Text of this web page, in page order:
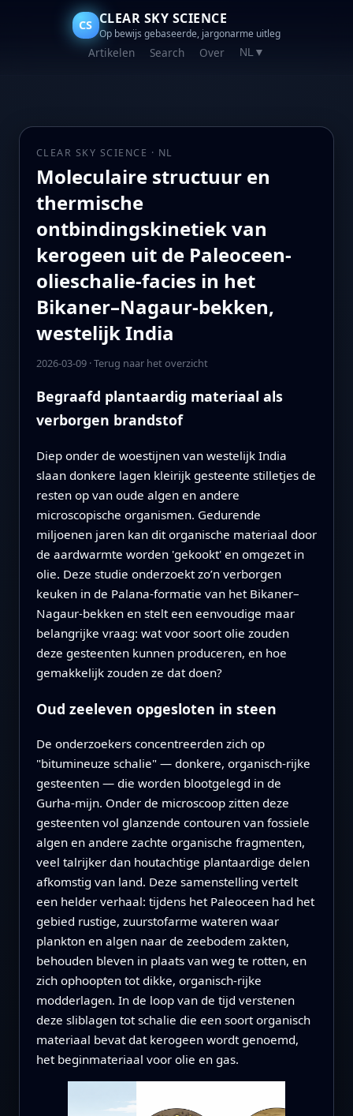
CS CLEAR SKY SCIENCE
Op bewijs gebaseerde, jargonarme uitleg
Artikelen Search Over NL ▼
CLEAR SKY SCIENCE · NL
Moleculaire structuur en
thermische
ontbindingskinetiek van
kerogeen uit de Paleoceen-
olieschalie-facies in het
Bikaner–Nagaur-bekken,
westelijk India
2026-03-09·Terug naar het overzicht
Begraafd plantaardig materiaal als
verborgen brandstof
Diep onder de woestijnen van westelijk India
slaan donkere lagen kleirijk gesteente stilletjes de
resten op van oude algen en andere
microscopische organismen. Gedurende
miljoenen jaren kan dit organische materiaal door
de aardwarmte worden 'gekookt' en omgezet in
olie. Deze studie onderzoekt zo’n verborgen
keuken in de Palana-formatie van het Bikaner–
Nagaur-bekken en stelt een eenvoudige maar
belangrijke vraag: wat voor soort olie zouden
deze gesteenten kunnen produceren, en hoe
gemakkelijk zouden ze dat doen?
Oud zeeleven opgesloten in steen
De onderzoekers concentreerden zich op
"bitumineuze schalie" — donkere, organisch-rijke
gesteenten — die worden blootgelegd in de
Gurha-mijn. Onder de microscoop zitten deze
gesteenten vol glanzende contouren van fossiele
algen en andere zachte organische fragmenten,
veel talrijker dan houtachtige plantaardige delen
afkomstig van land. Deze samenstelling vertelt
een helder verhaal: tijdens het Paleoceen had het
gebied rustige, zuurstofarme wateren waar
plankton en algen naar de zeebodem zakten,
behouden bleven in plaats van weg te rotten, en
zich ophoopten tot dikke, organisch-rijke
modderlagen. In de loop van de tijd verstenen
deze sliblagen tot schalie die een soort organisch
materiaal bevat dat kerogeen wordt genoemd,
het beginmateriaal voor olie en gas.